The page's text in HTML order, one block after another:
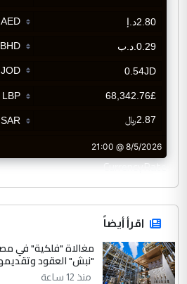
CurrencyRate
اقرأ أيضاً
مغالاة "فلكية" في
"نبش" العقود
منذ 12 ساعة